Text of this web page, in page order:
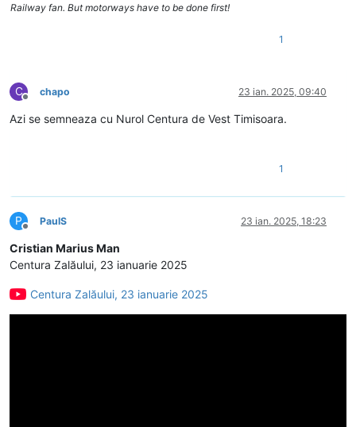
Railway fan. But motorways have to be done first!
1
C
Deconectat
chapo 23 ian. 2025, 09:40
Azi se semneaza cu Nurol Centura de Vest Timisoara.
1
P
Deconectat
PaulS 23 ian. 2025, 18:23
Cristian Marius Man
Centura Zalăului, 23 ianuarie 2025
Centura Zalăului, 23 ianuarie 2025